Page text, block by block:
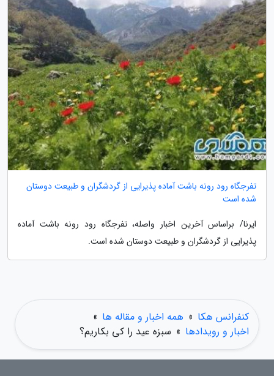
تفرجگاه رود رونه باشت آماده پذیرایی از گردشگران و طبیعت دوستان
شده است
ایرنا/ براساس آخرین اخبار واصله، تفرجگاه رود رونه باشت آماده
پذیرایی از گردشگران و طبیعت دوستان شده است.
کنفرانس هکا » همه اخبار و مقاله ها »
اخبار و رویدادها » سبزه عید را کی بکاریم؟